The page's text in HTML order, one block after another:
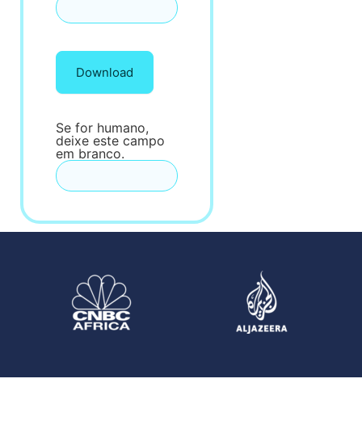
Download
Se for humano,
deixe este campo
em branco.